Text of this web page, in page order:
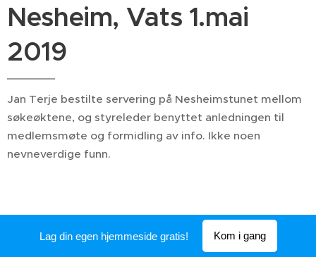
Nesheim, Vats 1.mai
2019
Jan Terje bestilte servering på Nesheimstunet mellom
søkeøktene, og styreleder benyttet anledningen til
medlemsmøte og formidling av info. Ikke noen
nevneverdige funn.
Lag din egen hjemmeside gratis! Kom i gang